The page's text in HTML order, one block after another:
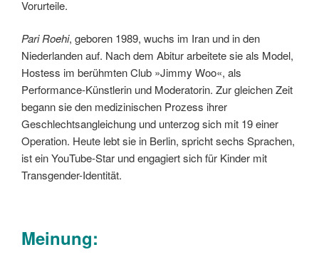
Vorurteile.
Pari Roehi, geboren 1989, wuchs im Iran und in den
Niederlanden auf. Nach dem Abitur arbeitete sie als Model,
Hostess im berühmten Club »Jimmy Woo«, als
Performance-Künstlerin und Moderatorin. Zur gleichen Zeit
begann sie den medizinischen Prozess ihrer
Geschlechtsangleichung und unterzog sich mit 19 einer
Operation. Heute lebt sie in Berlin, spricht sechs Sprachen,
ist ein YouTube-Star und engagiert sich für Kinder mit
Transgender-Identität.
Meinung: